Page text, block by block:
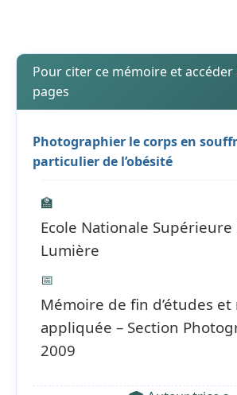
Pour citer ce mémoire et accéder
pages
Photographier le corps en
particulier de l’obésité
🏫
Ecole Nationale Supérieure
Lumière
📅
Mémoire de fin d’études
appliquée – Section
2009